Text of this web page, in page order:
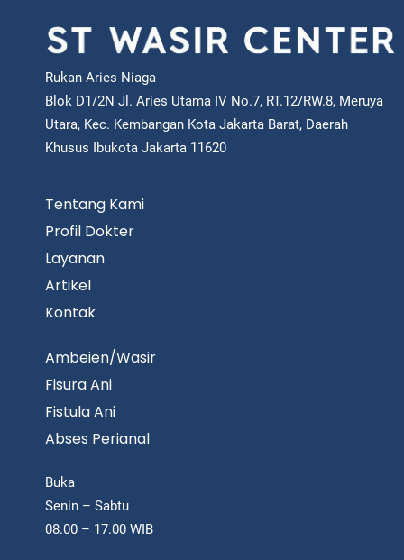
Rukan Aries Niaga
Blok D1/2N Jl. Aries Utama IV No.7, RT.12/RW.8, Meruya
Utara, Kec. Kembangan Kota Jakarta Barat, Daerah
Khusus Ibukota Jakarta 11620
Tentang Kami
Profil Dokter
Layanan
Artikel
Kontak
Ambeien/Wasir
Fisura Ani
Fistula Ani
Abses Perianal
Buka
Senin – Sabtu
08.00 – 17.00 WIB